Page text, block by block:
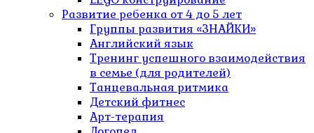
Развитие ребенка от 4 до 5 лет
Группы развития «ЗНАЙКИ»
Английский язык
Тренинг успешного взаимодействия
в семье (для родителей)
Танцевальная ритмика
Детский фитнес
Арт-терапия